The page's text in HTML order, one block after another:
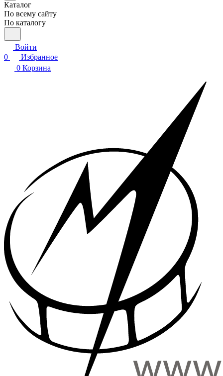
Каталог
По всему сайту
По каталогу
Войти
0
Избранное
0 Корзина